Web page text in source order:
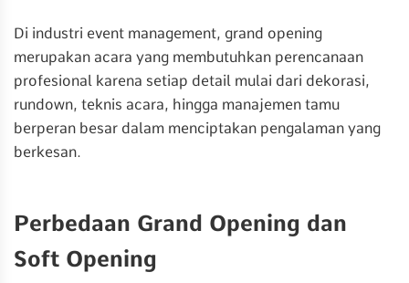
Di industri event management, grand opening
merupakan acara yang membutuhkan perencanaan
profesional karena setiap detail mulai dari dekorasi,
rundown, teknis acara, hingga manajemen tamu
berperan besar dalam menciptakan pengalaman yang
berkesan.
Perbedaan Grand Opening dan
Soft Opening